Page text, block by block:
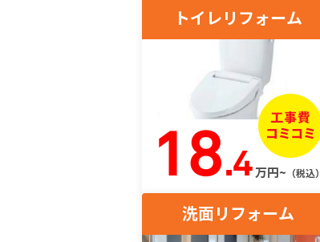
トイレリフォーム
18.4万円~ （税込）
洗面リフォーム